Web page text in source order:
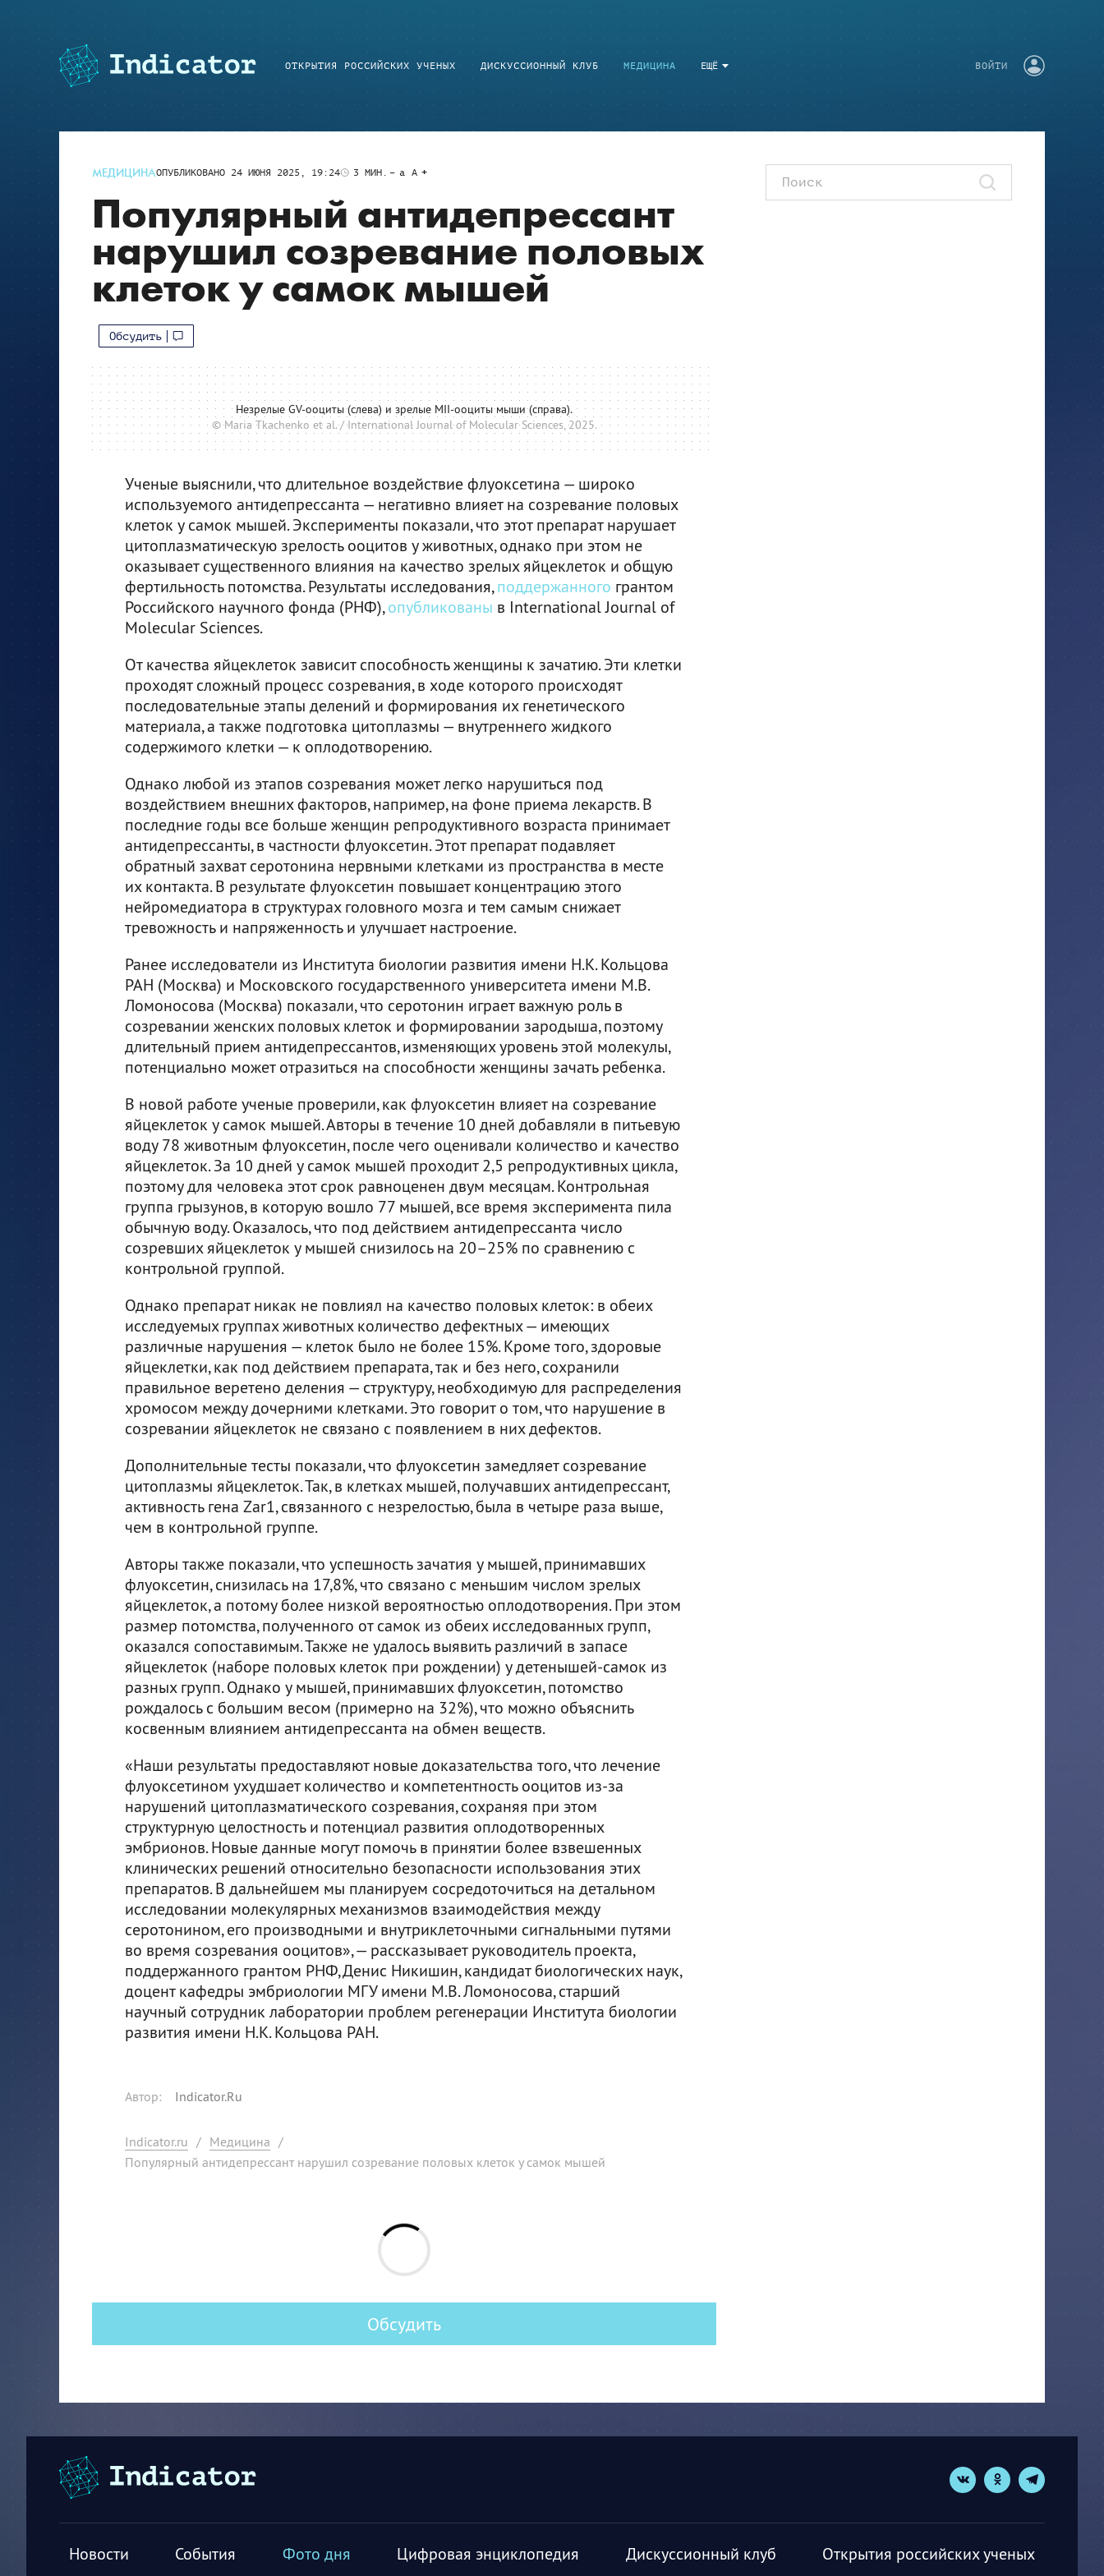
ЕЩЁ
ОТКРЫТИЯ РОССИЙСКИХ УЧЕНЫХ ДИСКУССИОННЫЙ КЛУБ МЕДИЦИНА ВОЙТИ
МЕДИЦИНАОПУБЛИКОВАНО 24 ИЮНЯ 2025, 19:24 3 МИН. a A
Популярный антидепрессант
нарушил созревание половых
клеток у самок мышей
Обсудить
Незрелые GV-ооциты (слева) и зрелые MII-ооциты мыши (справа).
© Maria Tkachenko et al. / International Journal of Molecular Sciences, 2025.
Ученые выяснили, что длительное воздействие флуоксетина — широко
используемого антидепрессанта — негативно влияет на созревание половых
клеток у самок мышей. Эксперименты показали, что этот препарат нарушает
цитоплазматическую зрелость ооцитов у животных, однако при этом не
оказывает существенного влияния на качество зрелых яйцеклеток и общую
фертильность потомства. Результаты исследования,поддержанного грантом
Российского научного фонда (РНФ),опубликованы в International Journal of
Molecular Sciences.
От качества яйцеклеток зависит способность женщины к зачатию. Эти клетки
проходят сложный процесс созревания, в ходе которого происходят
последовательные этапы делений и формирования их генетического
материала, а также подготовка цитоплазмы — внутреннего жидкого
содержимого клетки — к оплодотворению.
Однако любой из этапов созревания может легко нарушиться под
воздействием внешних факторов, например, на фоне приема лекарств. В
последние годы все больше женщин репродуктивного возраста принимает
антидепрессанты, в частности флуоксетин. Этот препарат подавляет
обратный захват серотонина нервными клетками из пространства в месте
их контакта. В результате флуоксетин повышает концентрацию этого
нейромедиатора в структурах головного мозга и тем самым снижает
тревожность и напряженность и улучшает настроение.
Ранее исследователи из Института биологии развития имени Н.К. Кольцова
РАН (Москва) и Московского государственного университета имени М.В.
Ломоносова (Москва) показали, что серотонин играет важную роль в
созревании женских половых клеток и формировании зародыша, поэтому
длительный прием антидепрессантов, изменяющих уровень этой молекулы,
потенциально может отразиться на способности женщины зачать ребенка.
В новой работе ученые проверили, как флуоксетин влияет на созревание
яйцеклеток у самок мышей. Авторы в течение 10 дней добавляли в питьевую
воду 78 животным флуоксетин, после чего оценивали количество и качество
яйцеклеток. За 10 дней у самок мышей проходит 2,5 репродуктивных цикла,
поэтому для человека этот срок равноценен двум месяцам. Контрольная
группа грызунов, в которую вошло 77 мышей, все время эксперимента пила
обычную воду. Оказалось, что под действием антидепрессанта число
созревших яйцеклеток у мышей снизилось на 20–25% по сравнению с
контрольной группой.
Однако препарат никак не повлиял на качество половых клеток: в обеих
исследуемых группах животных количество дефектных — имеющих
различные нарушения — клеток было не более 15%. Кроме того, здоровые
яйцеклетки, как под действием препарата, так и без него, сохранили
правильное веретено деления — структуру, необходимую для распределения
хромосом между дочерними клетками. Это говорит о том, что нарушение в
созревании яйцеклеток не связано с появлением в них дефектов.
Дополнительные тесты показали, что флуоксетин замедляет созревание
цитоплазмы яйцеклеток. Так, в клетках мышей, получавших антидепрессант,
активность гена Zar1, связанного с незрелостью, была в четыре раза выше,
чем в контрольной группе.
Авторы также показали, что успешность зачатия у мышей, принимавших
флуоксетин, снизилась на 17,8%, что связано с меньшим числом зрелых
яйцеклеток, а потому более низкой вероятностью оплодотворения. При этом
размер потомства, полученного от самок из обеих исследованных групп,
оказался сопоставимым. Также не удалось выявить различий в запасе
яйцеклеток (наборе половых клеток при рождении) у детенышей-самок из
разных групп. Однако у мышей, принимавших флуоксетин, потомство
рождалось с большим весом (примерно на 32%), что можно объяснить
косвенным влиянием антидепрессанта на обмен веществ.
«Наши результаты предоставляют новые доказательства того, что лечение
флуоксетином ухудшает количество и компетентность ооцитов из-за
нарушений цитоплазматического созревания, сохраняя при этом
структурную целостность и потенциал развития оплодотворенных
эмбрионов. Новые данные могут помочь в принятии более взвешенных
клинических решений относительно безопасности использования этих
препаратов. В дальнейшем мы планируем сосредоточиться на детальном
исследовании молекулярных механизмов взаимодействия между
серотонином, его производными и внутриклеточными сигнальными путями
во время созревания ооцитов», — рассказывает руководитель проекта,
поддержанного грантом РНФ, Денис Никишин, кандидат биологических наук,
доцент кафедры эмбриологии МГУ имени М.В. Ломоносова, старший
научный сотрудник лаборатории проблем регенерации Института биологии
развития имени Н.К. Кольцова РАН.
Автор: Indicator.Ru
Indicator.ru / Медицина /
Популярный антидепрессант нарушил созревание половых клеток у самок мышей
Обсудить
Новости События Фото дня Цифровая энциклопедия Дискуссионный клуб Открытия российских ученых